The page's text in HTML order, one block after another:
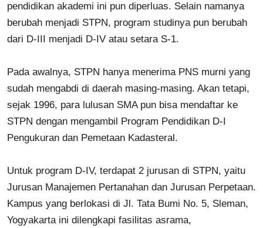
pendidikan akademi ini pun diperluas. Selain namanya
berubah menjadi STPN, program studinya pun berubah
dari D-III menjadi D-IV atau setara S-1.
Pada awalnya, STPN hanya menerima PNS murni yang
sudah mengabdi di daerah masing-masing. Akan tetapi,
sejak 1996, para lulusan SMA pun bisa mendaftar ke
STPN dengan mengambil Program Pendidikan D-I
Pengukuran dan Pemetaan Kadasteral.
Untuk program D-IV, terdapat 2 jurusan di STPN, yaitu
Jurusan Manajemen Pertanahan dan Jurusan Perpetaan.
Kampus yang berlokasi di Jl. Tata Bumi No. 5, Sleman,
Yogyakarta ini dilengkapi fasilitas asrama,